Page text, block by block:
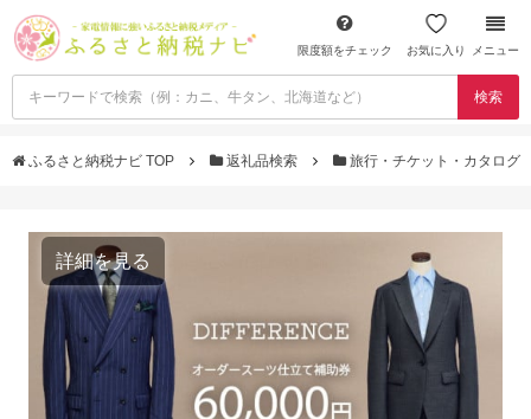
限度額をチェック お気に入り メニュー
検索
ふるさと納税ナビ TOP 返礼品検索 旅行・チケット・カタログ
詳細を見る